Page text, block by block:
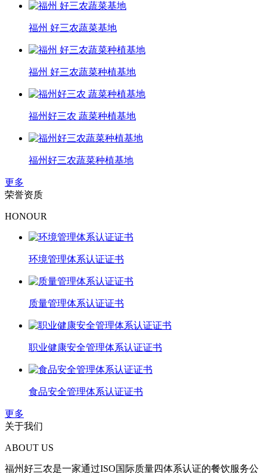
福州 好三农蔬菜基地
福州 好三农蔬菜种植基地
福州好三农 蔬菜种植基地
福州好三农蔬菜种植基地
更多
荣誉资质
HONOUR
环境管理体系认证证书
质量管理体系认证证书
职业健康安全管理体系认证证书
食品安全管理体系认证证书
更多
关于我们
ABOUT US
福州好三农是一家通过ISO国际质量四体系认证的餐饮服务公